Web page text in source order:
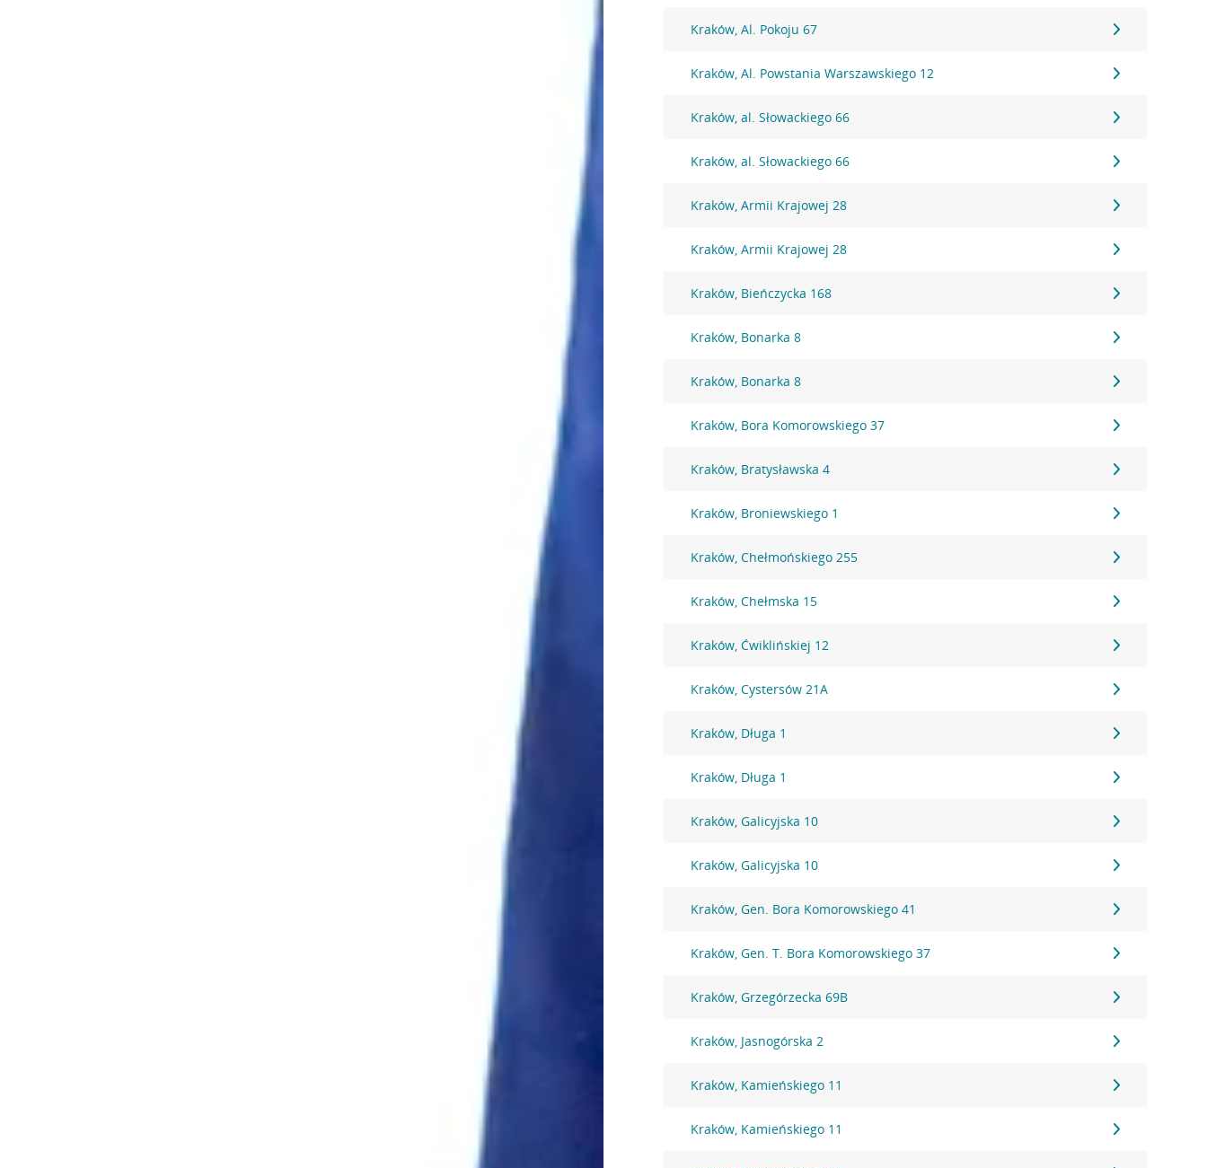
Kraków, Al. Pokoju 67
Kraków, Al. Powstania Warszawskiego 12
Kraków, al. Słowackiego 66
Kraków, al. Słowackiego 66
Kraków, Armii Krajowej 28
Kraków, Armii Krajowej 28
Kraków, Bieńczycka 168
Kraków, Bonarka 8
Kraków, Bonarka 8
Kraków, Bora Komorowskiego 37
Kraków, Bratysławska 4
Kraków, Broniewskiego 1
Kraków, Chełmońskiego 255
Kraków, Chełmska 15
Kraków, Ćwiklińskiej 12
Kraków, Cystersów 21A
Kraków, Długa 1
Kraków, Długa 1
Kraków, Galicyjska 10
Kraków, Galicyjska 10
Kraków, Gen. Bora Komorowskiego 41
Kraków, Gen. T. Bora Komorowskiego 37
Kraków, Grzegórzecka 69B
Kraków, Jasnogórska 2
Kraków, Kamieńskiego 11
Kraków, Kamieńskiego 11